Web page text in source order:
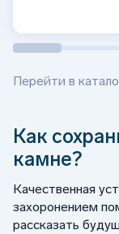
Перейти в
Как
камне?
Качественная
захоронением
рассказать